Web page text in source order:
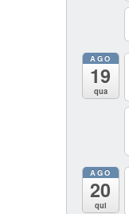
AGO
19
qua
AGO
20
qui